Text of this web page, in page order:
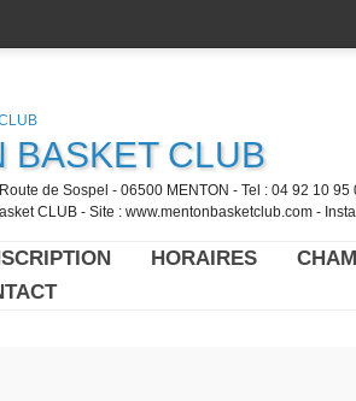
BASKET CLUB
de Sospel - 06500 MENTON - Tel : 04 92 10
CLUB - Site : www.mentonbasketclub.com -
HORAIRES